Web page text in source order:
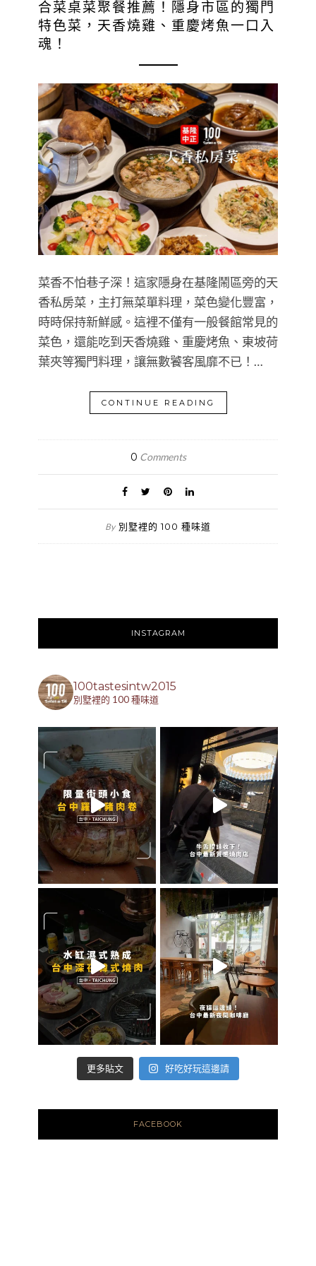
合菜桌菜聚餐推薦！隱身市區的獨門
特色菜，天香燒雞、重慶烤魚一口入
魂！
菜香不怕巷子深！這家隱身在基隆鬧區旁的天
香私房菜，主打無菜單料理，菜色變化豐富，
時時保持新鮮感。這裡不僅有一般餐館常見的
菜色，還能吃到天香燒雞、重慶烤魚、東坡荷
葉夾等獨門料理，讓無數饕客風靡不已！…
CONTINUE READING
0 Comments
By 別墅裡的 100 種味道
INSTAGRAM
100tastesintw2015
別墅裡的 100 種味道
更多貼文 好吃好玩這邊請
FACEBOOK